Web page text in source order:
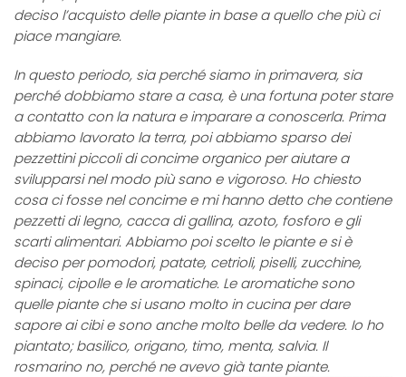
deciso l’acquisto delle piante in base a quello che più ci
piace mangiare.
In questo periodo, sia perché siamo in primavera, sia
perché dobbiamo stare a casa, è una fortuna poter stare
a contatto con la natura e imparare a conoscerla. Prima
abbiamo lavorato la terra, poi abbiamo sparso dei
pezzettini piccoli di concime organico per aiutare a
svilupparsi nel modo più sano e vigoroso. Ho chiesto
cosa ci fosse nel concime e mi hanno detto che contiene
pezzetti di legno, cacca di gallina, azoto, fosforo e gli
scarti alimentari. Abbiamo poi scelto le piante e si è
deciso per pomodori, patate, cetrioli, piselli, zucchine,
spinaci, cipolle e le aromatiche. Le aromatiche sono
quelle piante che si usano molto in cucina per dare
sapore ai cibi e sono anche molto belle da vedere. Io ho
piantato; basilico, origano, timo, menta, salvia. Il
rosmarino no, perché ne avevo già tante piante.